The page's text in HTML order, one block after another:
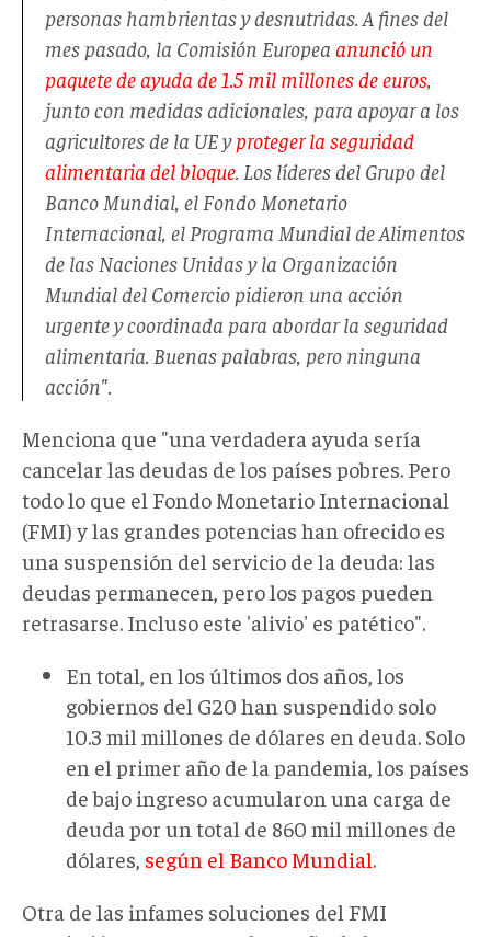
personas hambrientas y desnutridas. A fines del
mes pasado, la Comisión Europea anunció un
paquete de ayuda de 1.5 mil millones de euros
junto con medidas adicionales, para apoyar a los
agricultores de la UE yproteger la seguridad
alimentaria del bloque . Los líderes del Grupo del
Banco Mundial, el Fondo Monetario
Internacional, el Programa Mundial de Alimentos
de las Naciones Unidas y la Organización
Mundial del Comercio pidieron una acción
urgente y coordinada para abordar la seguridad
alimentaria. Buenas palabras, pero ninguna
acción".
Menciona que "una verdadera ayuda sería
cancelar las deudas de los países pobres. Pero
todo lo que el Fondo Monetario Internacional
(FMI) y las grandes potencias han ofrecido es
una suspensión del servicio de la deuda: las
deudas permanecen, pero los pagos pueden
retrasarse. Incluso este 'alivio' es patético".
En total, en los últimos dos años, los
gobiernos del G20 han suspendido solo
10.3 mil millones de dólares en deuda. Solo
en el primer año de la pandemia, los países
de bajo ingreso acumularon una carga de
deuda por un total de 860 mil millones de
dólares, según el Banco Mundial.
Otra de las infames soluciones del FMI